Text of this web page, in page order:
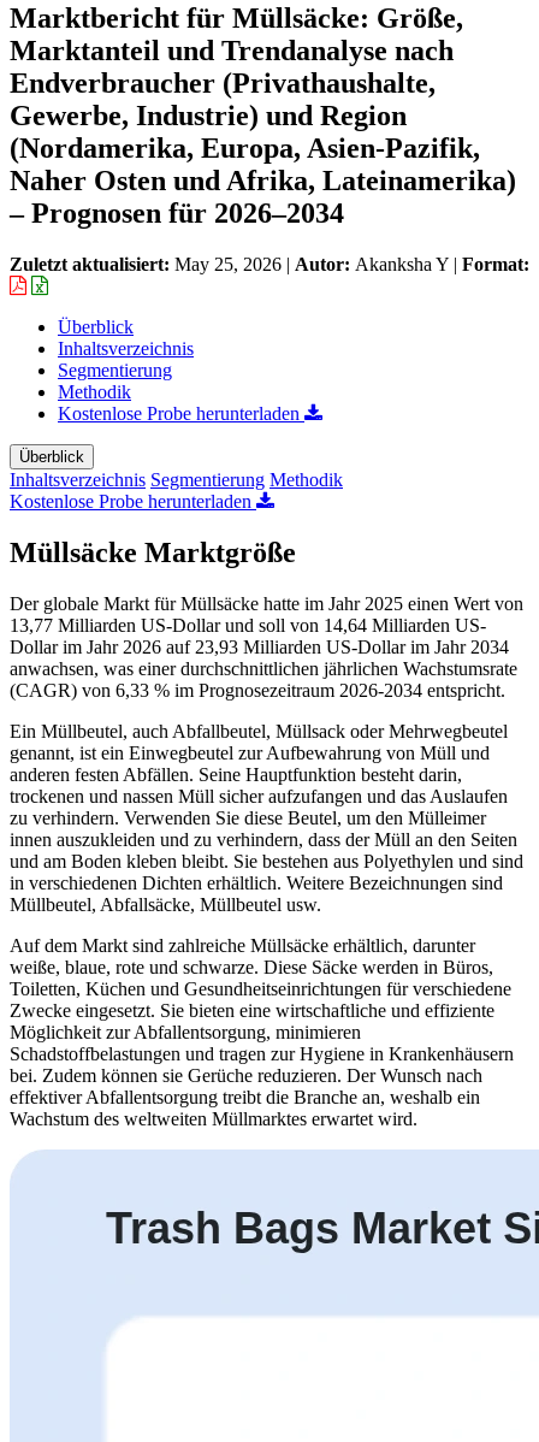
Marktbericht für Müllsäcke: Größe,
Marktanteil und Trendanalyse nach
Endverbraucher (Privathaushalte,
Gewerbe, Industrie) und Region
(Nordamerika, Europa, Asien-Pazifik,
Naher Osten und Afrika, Lateinamerika)
– Prognosen für 2026–2034
Zuletzt aktualisiert: May 25, 2026 | Autor: Akanksha Y | Format:
Überblick
Inhaltsverzeichnis
Segmentierung
Methodik
Kostenlose Probe herunterladen
Überblick
Inhaltsverzeichnis Segmentierung Methodik
Kostenlose Probe herunterladen
Müllsäcke Marktgröße
Der globale Markt für Müllsäcke hatte im Jahr 2025 einen Wert von
13,77 Milliarden US-Dollar und soll von 14,64 Milliarden US-
Dollar im Jahr 2026 auf 23,93 Milliarden US-Dollar im Jahr 2034
anwachsen, was einer durchschnittlichen jährlichen Wachstumsrate
(CAGR) von 6,33 % im Prognosezeitraum 2026-2034 entspricht.
Ein Müllbeutel, auch Abfallbeutel, Müllsack oder Mehrwegbeutel
genannt, ist ein Einwegbeutel zur Aufbewahrung von Müll und
anderen festen Abfällen. Seine Hauptfunktion besteht darin,
trockenen und nassen Müll sicher aufzufangen und das Auslaufen
zu verhindern. Verwenden Sie diese Beutel, um den Mülleimer
innen auszukleiden und zu verhindern, dass der Müll an den Seiten
und am Boden kleben bleibt. Sie bestehen aus Polyethylen und sind
in verschiedenen Dichten erhältlich. Weitere Bezeichnungen sind
Müllbeutel, Abfallsäcke, Müllbeutel usw.
Auf dem Markt sind zahlreiche Müllsäcke erhältlich, darunter
weiße, blaue, rote und schwarze. Diese Säcke werden in Büros,
Toiletten, Küchen und Gesundheitseinrichtungen für verschiedene
Zwecke eingesetzt. Sie bieten eine wirtschaftliche und effiziente
Möglichkeit zur Abfallentsorgung, minimieren
Schadstoffbelastungen und tragen zur Hygiene in Krankenhäusern
bei. Zudem können sie Gerüche reduzieren. Der Wunsch nach
effektiver Abfallentsorgung treibt die Branche an, weshalb ein
Wachstum des weltweiten Müllmarktes erwartet wird.